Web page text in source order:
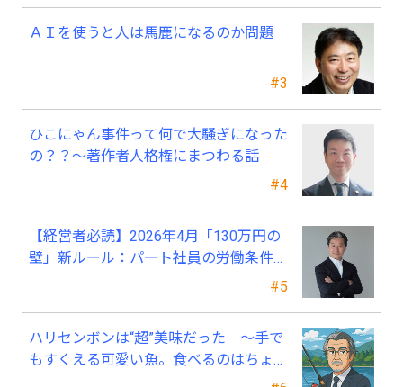
#3
ＡＩを使うと人は馬鹿になるのか問題
#4
ひこにゃん事件って何で大騒ぎになった
の？？～著作者人格権にまつわる話
#5
【経営者必読】2026年4月「130万円の
壁」新ルール：パート社員の労働条件通
ハリセンボンは“超”美味だった ～手で
もすくえる可愛い魚。食べるのはちょっ